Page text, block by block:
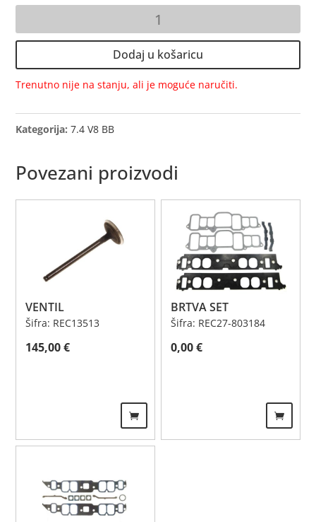
Dodaj u košaricu
Trenutno nije na stanju, ali je moguće naručiti.
Kategorija:7.4 V8 BB
Povezani proizvodi
VENTIL
Šifra: REC13513
145,00€
BRTVA SET
Šifra: REC27-803184
0,00€